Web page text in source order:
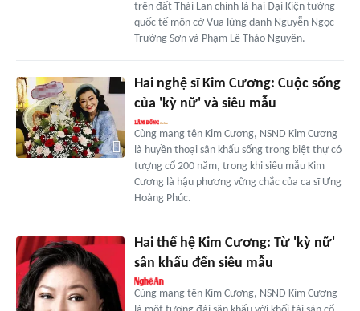
trên đất Thái Lan chính là hai Đại Kiện tướng
quốc tế môn cờ Vua lừng danh Nguyễn Ngọc
Trường Sơn và Phạm Lê Thảo Nguyên.
Hai nghệ sĩ Kim Cương: Cuộc sống
của 'kỳ nữ' và siêu mẫu
Cùng mang tên Kim Cương, NSND Kim Cương
là huyền thoại sân khấu sống trong biệt thự có
tượng cổ 200 năm, trong khi siêu mẫu Kim
Cương là hậu phương vững chắc của ca sĩ Ưng
Hoàng Phúc.
Hai thế hệ Kim Cương: Từ 'kỳ nữ'
sân khấu đến siêu mẫu
Cùng mang tên Kim Cương, NSND Kim Cương